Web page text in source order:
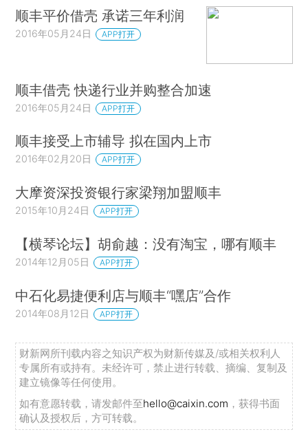
顺丰平价借壳 承诺三年利润
2016年05月24日 APP打开
顺丰借壳 快递行业并购整合加速
2016年05月24日 APP打开
顺丰接受上市辅导 拟在国内上市
2016年02月20日 APP打开
大摩资深投资银行家梁翔加盟顺丰
2015年10月24日 APP打开
【横琴论坛】胡俞越：没有淘宝，哪有顺丰
2014年12月05日 APP打开
中石化易捷便利店与顺丰“嘿店”合作
2014年08月12日 APP打开
财新网所刊载内容之知识产权为财新传媒及/或相关权利人
专属所有或持有。未经许可，禁止进行转载、摘编、复制及
建立镜像等任何使用。
如有意愿转载，请发邮件至hello@caixin.com ，获得书面
确认及授权后，方可转载。